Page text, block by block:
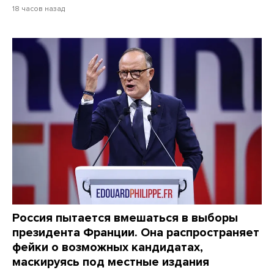
18 часов назад
Россия пытается вмешаться в выборы
президента Франции. Она распространяет
фейки о возможных кандидатах,
маскируясь под местные издания